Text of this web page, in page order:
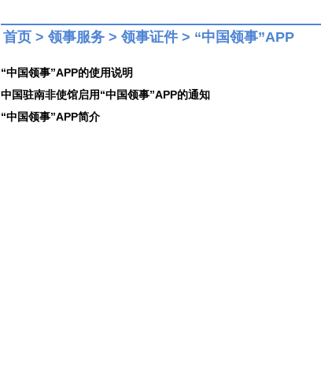
首页 > 领事服务 > 领事证件> “中国领事”APP
“中国领事”APP的使用说明
中国驻南非使馆启用“中国领事”APP的通知
“中国领事”APP简介